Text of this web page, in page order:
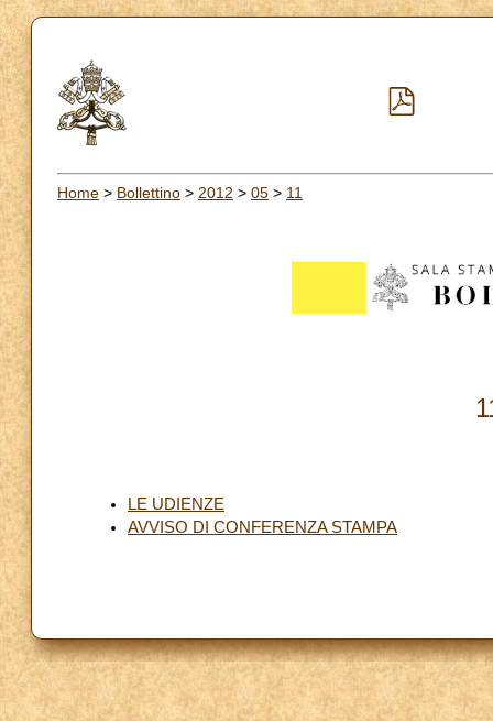
Home > Bollettino > 2012 > 05 > 11
LE UDIENZE
AVVISO DI CONFERENZA STAMPA